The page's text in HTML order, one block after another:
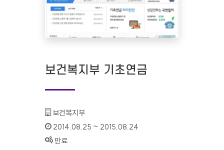
보건복지부 기초연금
기관명 :
보건복지부
인증기간 :
2014.08.25 ~ 2015.08.24
상태 :
만료